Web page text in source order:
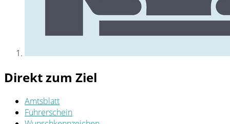
Direkt zum Ziel
Amtsblatt
Führerschein